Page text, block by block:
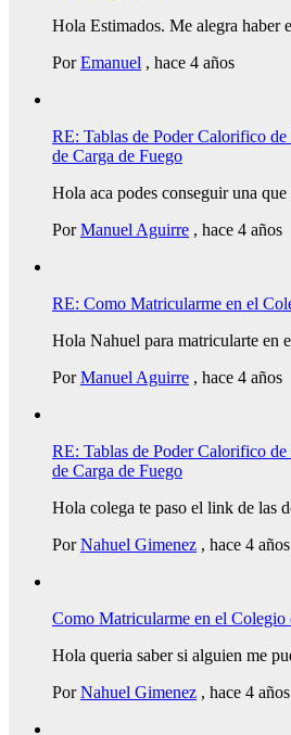
Hola Estimados. Me alegra haber
PorEmanuel , hace 4 años
RE: Tablas de Poder Calorifico
de Carga de Fuego
Hola aca podes conseguir una que
PorManuel Aguirre , hace 4 años
RE: Como Matricularme en el
Hola Nahuel para matricularte en
PorManuel Aguirre , hace 4 años
RE: Tablas de Poder Calorifico
de Carga de Fuego
Hola colega te paso el link de las
PorNahuel Gimenez , hace 4 años
Como Matricularme en el Colegio
Hola queria saber si alguien me
PorNahuel Gimenez , hace 4 años